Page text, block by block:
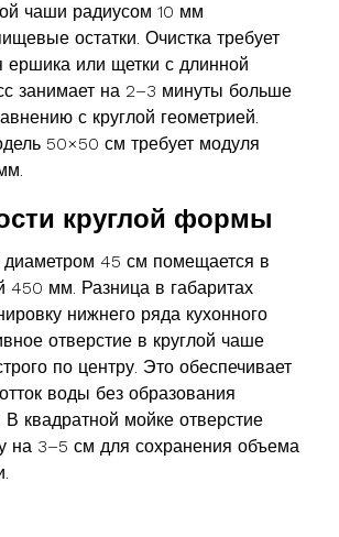
чаши радиусом 10 мм
остатки. Очистка требует
ершика или щетки с длинной
занимает на 2–3 минуты больше
с круглой геометрией.
50×50 см требует модуля
круглой формы
диаметром 45 см помещается в
450 мм. Разница в габаритах
нижнего ряда кухонного
отверстие в круглой чаше
по центру. Это обеспечивает
воды без образования
В квадратной мойке отверстие
на 3–5 см для сохранения объема